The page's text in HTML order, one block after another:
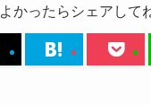
よかったらシェアして